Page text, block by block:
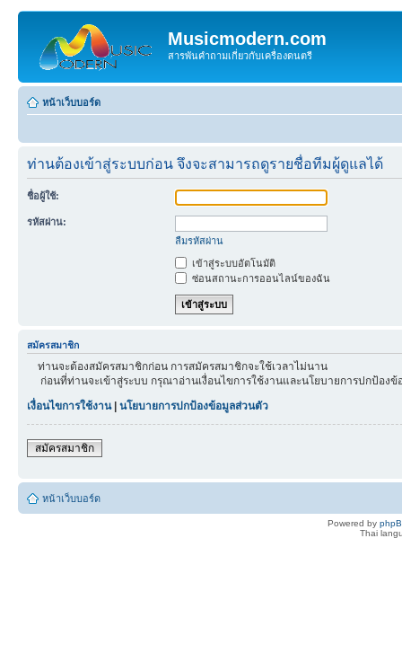
Musicmodern.com
สารพันคำถามเกี่ยวกับเครื่องดนตรี
หน้าเว็บบอร์ด
ท่านต้องเข้าสู่ระบบก่อน จึงจะสามารถดูรายชื่อทีมผู้ดูแลได้
ชื่อผู้ใช้:
รหัสผ่าน:
ลืมรหัสผ่าน
เข้าสู่ระบบอัตโนมัติ
ซ่อนสถานะการออนไลน์ของฉัน
สมัครสมาชิก
ท่านจะต้องสมัครสมาชิกก่อน การสมัครสมาชิกจะใช้เวลาไม่นาน
ก่อนที่ท่านจะเข้าสู่ระบบ กรุณาอ่านเงื่อนไขการใช้งานและนโยบายการปกป้อง
เงื่อนไขการใช้งาน| นโยบายการปกป้องข้อมูลส่วนตัว
สมัครสมาชิก
หน้าเว็บบอร์ด
Powered by
Thai